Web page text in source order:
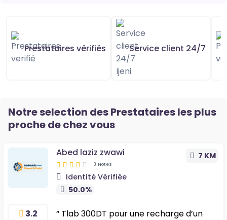
Prestataires vérifiés Service client 24/7
Notre selection des Prestataires les plus
proche de chez vous
7 KM
Abed laziz zwawi
3 Notes
Identité Vérifiée
50.0%
3.2
“ Tlab 300DT pour une recharge d’un